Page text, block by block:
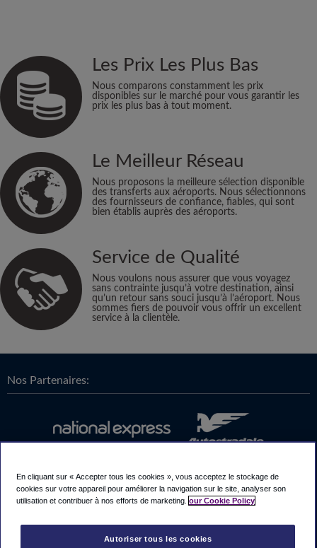
Les Prix Les Plus Bas
Nous comparons constamment les prix
disponibles sur le marché pour vous garantir les
prix les plus bas à tout moment.
Le Meilleur Réseau
Nous proposons la meilleure sélection disponible
des transferts aux aéroports. Nous sélectionnons
des fournisseurs de confiance, fiables, qui sont
bien établis auprès des aéroports.
Service de Qualité
Nous voulons nous assurer que vous voyagez
sans contrainte jusqu’à votre destination, ainsi
qu’un retour sans souci jusqu’à l’aéroport. Nous
sommes fiers de pouvoir vous offrir un excellent
service à la clientèle.
Nos Partenaires:
En cliquant sur « Accepter tous les cookies », vous acceptez le stockage de
cookies sur votre appareil pour améliorer la navigation sur le site, analyser son
utilisation et contribuer à nos efforts de marketing. our Cookie Policy
Autoriser tous les cookies